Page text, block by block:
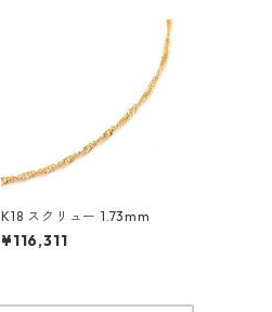
K18 スクリュー 1.73mm
¥116,311